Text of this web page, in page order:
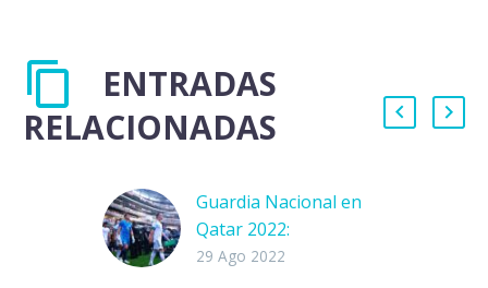
ENTRADAS
RELACIONADAS
Guardia Nacional en
Qatar 2022:
¿Propaganda o
29 Ago 2022